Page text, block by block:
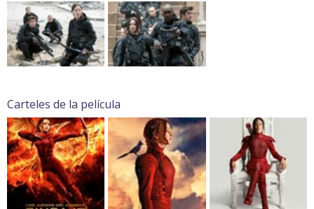
Carteles de la película